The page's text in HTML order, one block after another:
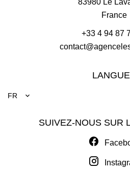
83980 Le
France
+33 4 94 87
FR
SUIVEZ-NOUS SUR